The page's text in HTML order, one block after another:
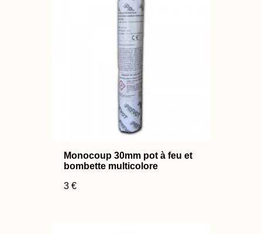
Monocoup 30mm pot à feu et
bombette multicolore
3 €